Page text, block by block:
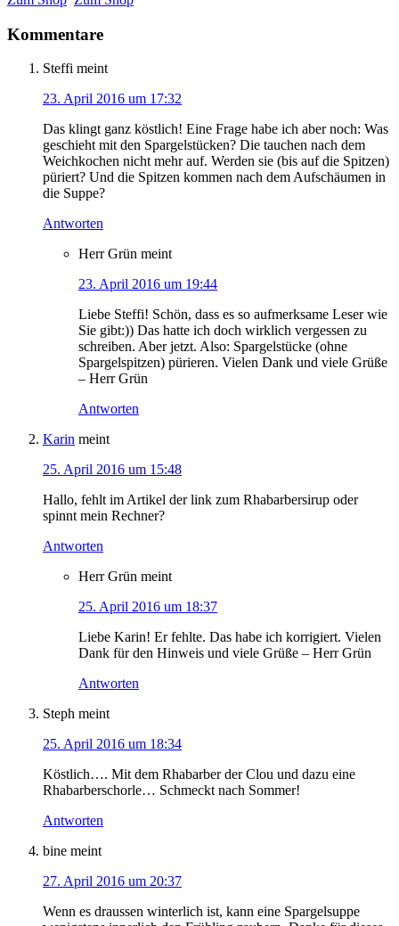
Kommentare
Steffi meint
23. April 2016 um 17:32
Das klingt ganz köstlich! Eine Frage habe ich aber noch: Was
geschieht mit den Spargelstücken? Die tauchen nach dem
Weichkochen nicht mehr auf. Werden sie (bis auf die Spitzen)
püriert? Und die Spitzen kommen nach dem Aufschäumen in
die Suppe?
Antworten
Herr Grün meint
23. April 2016 um 19:44
Liebe Steffi! Schön, dass es so aufmerksame Leser wie
Sie gibt:)) Das hatte ich doch wirklich vergessen zu
schreiben. Aber jetzt. Also: Spargelstücke (ohne
Spargelspitzen) pürieren. Vielen Dank und viele Grüße
– Herr Grün
Antworten
Karin meint
25. April 2016 um 15:48
Hallo, fehlt im Artikel der link zum Rhabarbersirup oder
spinnt mein Rechner?
Antworten
Herr Grün meint
25. April 2016 um 18:37
Liebe Karin! Er fehlte. Das habe ich korrigiert. Vielen
Dank für den Hinweis und viele Grüße – Herr Grün
Antworten
Steph meint
25. April 2016 um 18:34
Köstlich…. Mit dem Rhabarber der Clou und dazu eine
Rhabarberschorle… Schmeckt nach Sommer!
Antworten
bine meint
27. April 2016 um 20:37
Wenn es draussen winterlich ist, kann eine Spargelsuppe